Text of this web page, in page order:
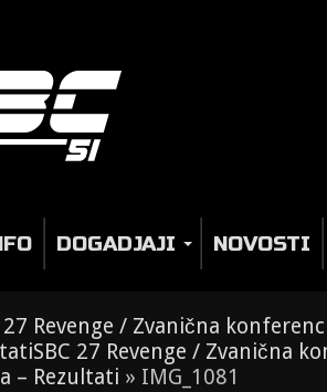
DOGADJAJI NOVOSTI
27 Revenge / Zvanična
SBC 27 Revenge / Zvanična
– Rezultati » IMG_1081